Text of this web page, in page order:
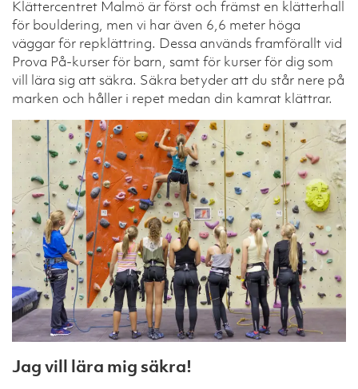
Klättercentret Malmö är först och främst en klätterhall
för bouldering, men vi har även 6,6 meter höga
väggar för repklättring. Dessa används framförallt vid
Prova På-kurser för barn, samt för kurser för dig som
vill lära sig att säkra. Säkra betyder att du står nere på
marken och håller i repet medan din kamrat klättrar.
Jag vill lära mig säkra!